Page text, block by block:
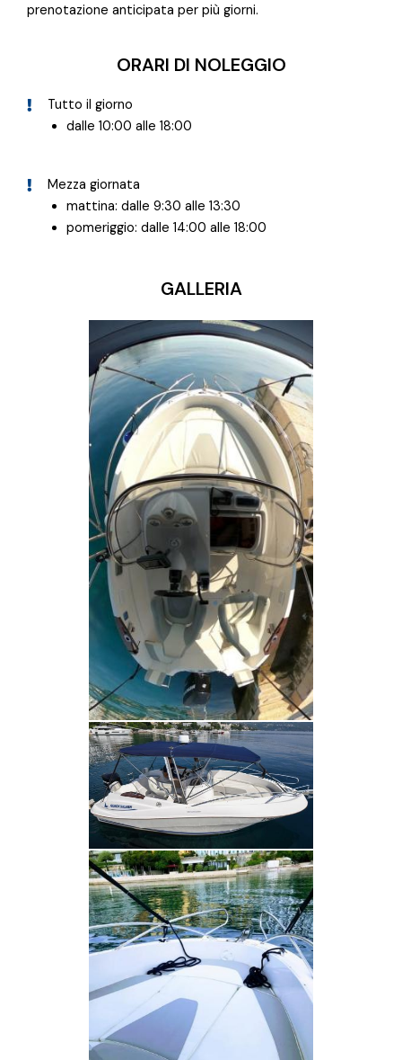
prenotazione anticipata per più giorni.
ORARI DI NOLEGGIO
Tutto il giorno
dalle 10:00 alle 18:00
Mezza giornata
mattina: dalle 9:30 alle 13:30
pomeriggio: dalle 14:00 alle 18:00
GALLERIA